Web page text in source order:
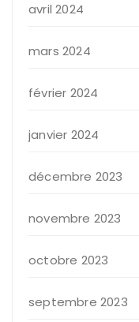
avril 2024
mars 2024
février 2024
janvier 2024
décembre 2023
novembre 2023
octobre 2023
septembre 2023